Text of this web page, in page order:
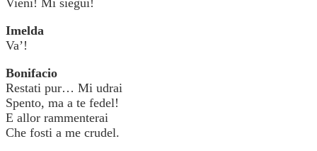
Imelda
Va’!
Bonifacio
Restati pur… Mi udrai
Spento, ma a te fedel!
E allor rammenterai
Che fosti a me crudel.